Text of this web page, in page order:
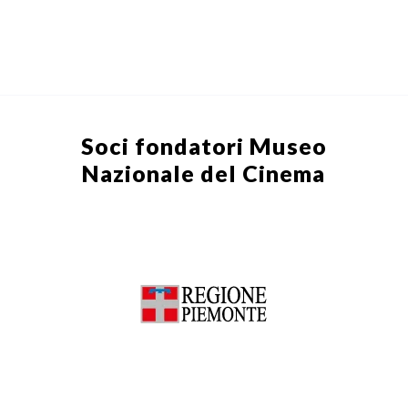
Soci fondatori Museo
Nazionale del Cinema